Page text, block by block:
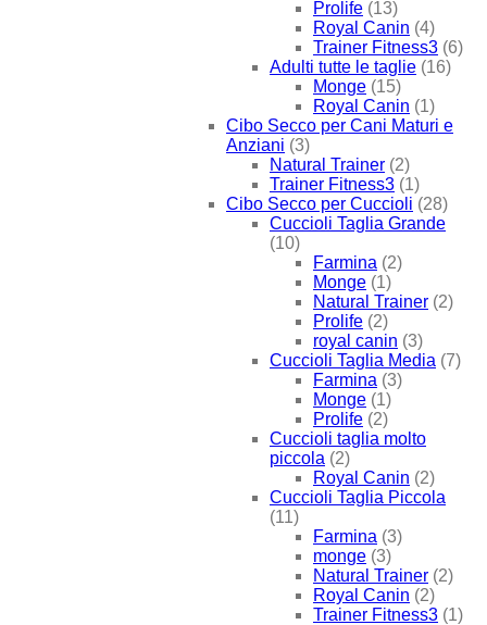
Prolife (13)
Royal Canin (4)
Trainer Fitness3 (6)
Adulti tutte le taglie (16)
Monge (15)
Royal Canin (1)
Cibo Secco per Cani Maturi e
Anziani (3)
Natural Trainer (2)
Trainer Fitness3 (1)
Cibo Secco per Cuccioli (28)
Cuccioli Taglia Grande
(10)
Farmina (2)
Monge (1)
Natural Trainer (2)
Prolife (2)
royal canin (3)
Cuccioli Taglia Media (7)
Farmina (3)
Monge (1)
Prolife (2)
Cuccioli taglia molto
piccola (2)
Royal Canin (2)
Cuccioli Taglia Piccola
(11)
Farmina (3)
monge (3)
Natural Trainer (2)
Royal Canin (2)
Trainer Fitness3 (1)